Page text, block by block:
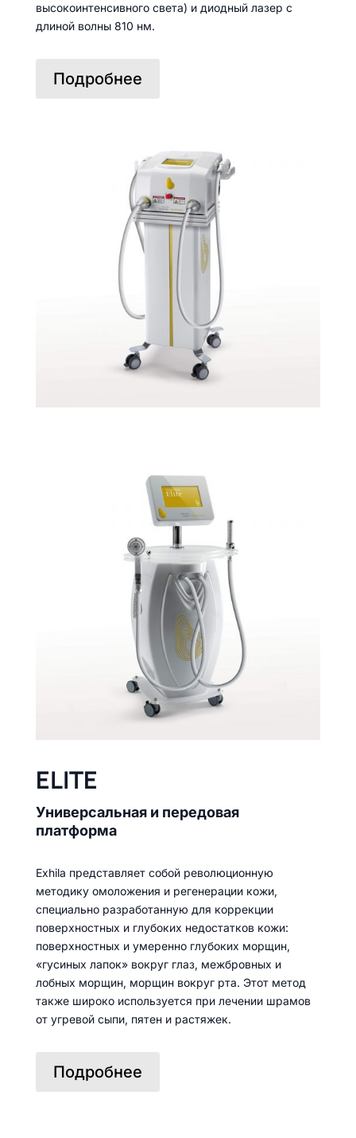
высокоинтенсивного света) и диодный лазер с
длиной волны 810 нм.
Подробнее
ELITE
Универсальная и передовая
платформа
Exhila представляет собой революционную
методику омоложения и регенерации кожи,
специально разработанную для коррекции
поверхностных и глубоких недостатков кожи:
поверхностных и умеренно глубоких морщин,
«гусиных лапок» вокруг глаз, межбровных и
лобных морщин, морщин вокруг рта. Этот метод
также широко используется при лечении шрамов
от угревой сыпи, пятен и растяжек.
Подробнее